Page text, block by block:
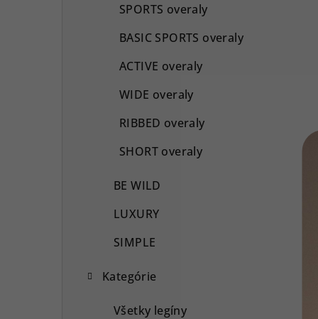
SPORTS overaly
BASIC SPORTS overaly
ACTIVE overaly
WIDE overaly
RIBBED overaly
SHORT overaly
BE WILD
LUXURY
SIMPLE
Kategórie
Všetky legíny